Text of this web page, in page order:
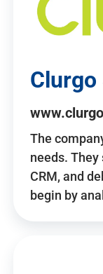
Clurgo
The
needs.
CRM, and
begin by